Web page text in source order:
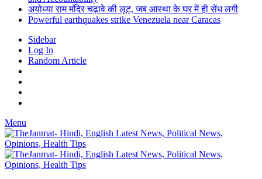
अयोध्या राम मंदिर चढ़ावे की लूट, जब आस्था के घर में ही सेंध लगी
Powerful earthquakes strike Venezuela near Caracas
Sidebar
Log In
Random Article
Menu